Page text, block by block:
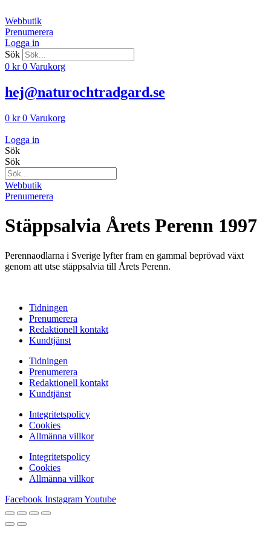
till
innehåll
Webbutik
Prenumerera
Logga in
Sök
0 kr 0 Varukorg
hej@naturochtradgard.se
0 kr 0 Varukorg
Logga in
Sök
Sök
Webbutik
Prenumerera
Stäppsalvia Årets Perenn 1997
Perennaodlarna i Sverige lyfter fram en gammal beprövad växt
genom att utse stäppsalvia till Årets Perenn.
Tidningen
Prenumerera
Redaktionell kontakt
Kundtjänst
Tidningen
Prenumerera
Redaktionell kontakt
Kundtjänst
Integritetspolicy
Cookies
Allmänna villkor
Integritetspolicy
Cookies
Allmänna villkor
Facebook InstagramYoutube